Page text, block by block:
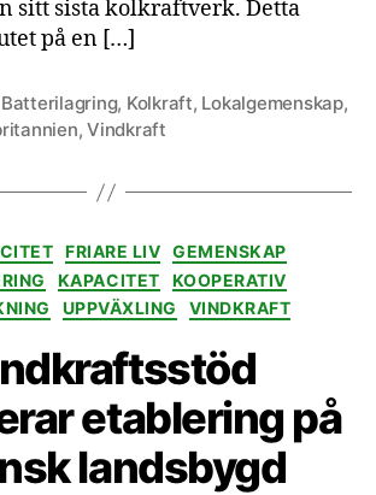
sitt sista kolkraftverk. Detta
på en […]
Batterilagring, Kolkraft, Lokalgemenskap,
,Vindkraft
Kategorier
FRIARE LIV
GEMENSKAP
KAPACITET
KOOPERATIV
UPPVÄXLING VINDKRAFT
etablering på
landsbygd